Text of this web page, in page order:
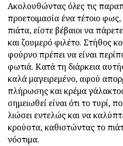
Ακολουθώντας όλες τις
προετοιμασία ένα τέτοιο
πιάτα, είστε βέβαιοι να
και ζουμερό φιλέτο. Στήθος
φούρνο πρέπει να είναι
φωτιά. Κατά τη διάρκεια
καλά μαγειρεμένο, αφού
πλήρωσης και κρέμα
σημειωθεί είναι ότι το τυρί,
λιώσει εντελώς και να
κρούστα, καθιστώντας το
νόστιμα.